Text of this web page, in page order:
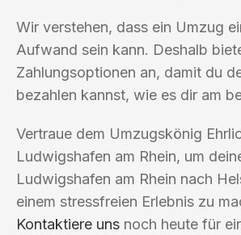
Wir verstehen, dass ein Umzug
Aufwand sein kann. Deshalb
Zahlungsoptionen an, damit du
bezahlen kannst, wie es dir am
Vertraue dem Umzugskönig
Ludwigshafen am Rhein, um
Ludwigshafen am Rhein nach
einem stressfreien Erlebnis zu
Kontaktiere uns noch heute für